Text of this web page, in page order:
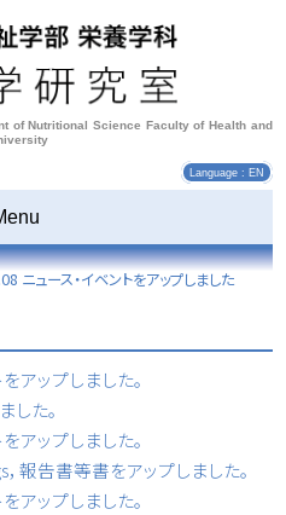
of Nutritional Science Faculty of Health and
Language : EN
ニュース・イベントをアップしました
アップしました。
した。
アップしました。
報告書等書をアップしました。
アップしました。